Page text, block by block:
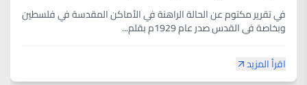
في تقرير مكتوم عن الحالة الراهنة في الأماكن المقدسة في فلسطين
وبخاصة في القدس صدر عام 1929م بقلم...
اقرأ المزيد